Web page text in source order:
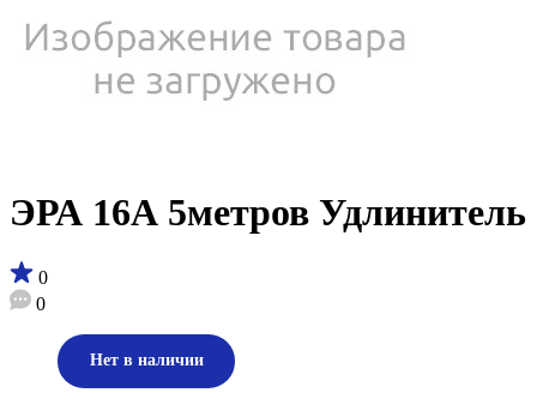
ЭРА 16А 5метров Удлинитель
0
0
Нет в наличии